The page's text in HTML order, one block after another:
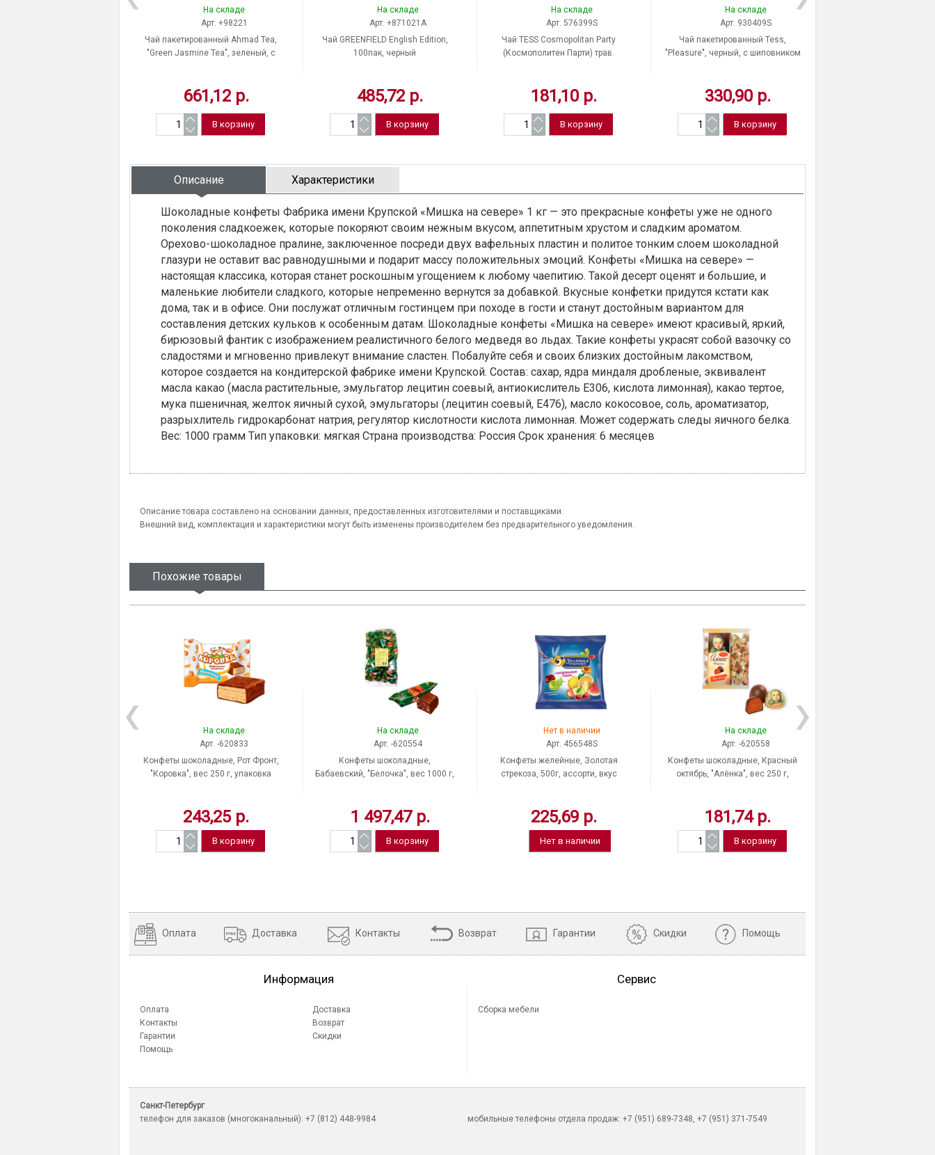
На складе
Арт. +98221
Чай пакетированный Ahmad Tea,
"Green Jasmine Tea", зеленый, с
661,12 р.
На складе
Арт. +871021A
Чай GREENFIELD English Edition,
100пак, черный
485,72 р.
На складе
Арт. 576399S
Чай TESS Cosmopolitan Party
(Космополитен Парти) трав.
181,10 р.
На складе
Арт. 930409S
Чай пакетированный Tess,
"Pleasure", черный, с шиповником
330,90 р.
Описание Характеристики
Шоколадные конфеты Фабрика имени Крупской «Мишка на севере» 1 кг — это прекрасные конфеты уже не одного
поколения сладкоежек, которые покоряют своим нежным вкусом, аппетитным хрустом и сладким ароматом.
Орехово-шоколадное пралине, заключенное посреди двух вафельных пластин и политое тонким слоем шоколадной
глазури не оставит вас равнодушными и подарит массу положительных эмоций. Конфеты «Мишка на севере» —
настоящая классика, которая станет роскошным угощением к любому чаепитию. Такой десерт оценят и большие, и
маленькие любители сладкого, которые непременно вернутся за добавкой. Вкусные конфетки придутся кстати как
дома, так и в офисе. Они послужат отличным гостинцем при походе в гости и станут достойным вариантом для
составления детских кульков к особенным датам. Шоколадные конфеты «Мишка на севере» имеют красивый, яркий,
бирюзовый фантик с изображением реалистичного белого медведя во льдах. Такие конфеты украсят собой вазочку со
сладостями и мгновенно привлекут внимание сластен. Побалуйте себя и своих близких достойным лакомством,
которое создается на кондитерской фабрике имени Крупской. Состав: сахар, ядра миндаля дробленые, эквивалент
масла какао (масла растительные, эмульгатор лецитин соевый, антиокислитель Е306, кислота лимонная), какао тертое,
мука пшеничная, желток яичный сухой, эмульгаторы (лецитин соевый, Е476), масло кокосовое, соль, ароматизатор,
разрыхлитель гидрокарбонат натрия, регулятор кислотности кислота лимонная. Может содержать следы яичного белка.
Вес: 1000 грамм Тип упаковки: мягкая Страна производства: Россия Срок хранения: 6 месяцев
Описание товара составлено на основании данных, предоставленных изготовителями и поставщиками.
Внешний вид, комплектация и характеристики могут быть изменены производителем без предварительного уведомления.
Похожие товары
На складе
Арт. -620833
Конфеты шоколадные, Рот Фронт,
"Коровка", вес 250 г, упаковка
243,25 р.
На складе
Арт. -620554
Конфеты шоколадные,
Бабаевский, "Белочка", вес 1000 г,
1 497,47 р.
Нет в наличии
Арт. 456548S
Конфеты желейные, Золотая
стрекоза, 500г, ассорти, вкус
225,69 р.
Нет в наличии
На складе
Арт. -620558
Конфеты шоколадные, Красный
октябрь, "Алёнка", вес 250 г,
181,74 р.
Оплата Доставка Контакты Возврат Гарантии Скидки Помощь
Информация
Оплата
Контакты
Гарантии
Помощь
Доставка
Возврат
Скидки
Сервис
Сборка мебели
Санкт-Петербург
телефон для заказов (многоканальный): +7 (812) 448-9984
мобильные телефоны отдела продаж: +7 (951) 689-7348, +7 (951) 371-7549